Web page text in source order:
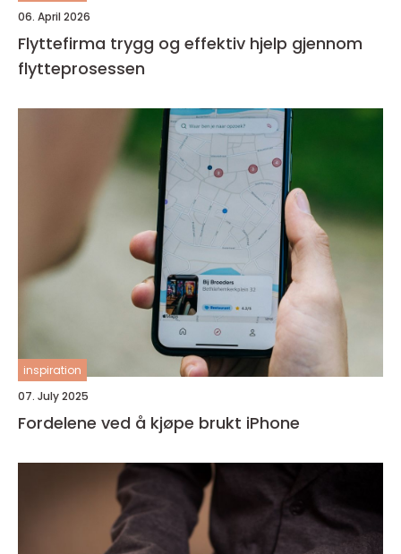
06. April 2026
Flyttefirma trygg og effektiv hjelp gjennom
flytteprosessen
inspiration
07. July 2025
Fordelene ved å kjøpe brukt iPhone